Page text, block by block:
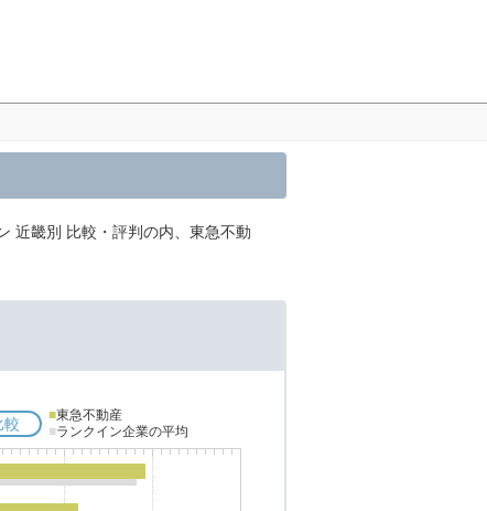
近畿別 比較・評判の内、東急不動
較 ■東急不動産
■ランクイン企業の平均